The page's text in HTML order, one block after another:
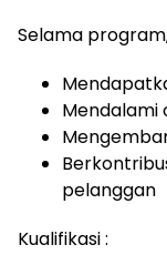
Selama
Mendalami
pelanggan
Kualifikasi :